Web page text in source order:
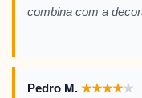
combina com a
Pedro M. ★★★★★